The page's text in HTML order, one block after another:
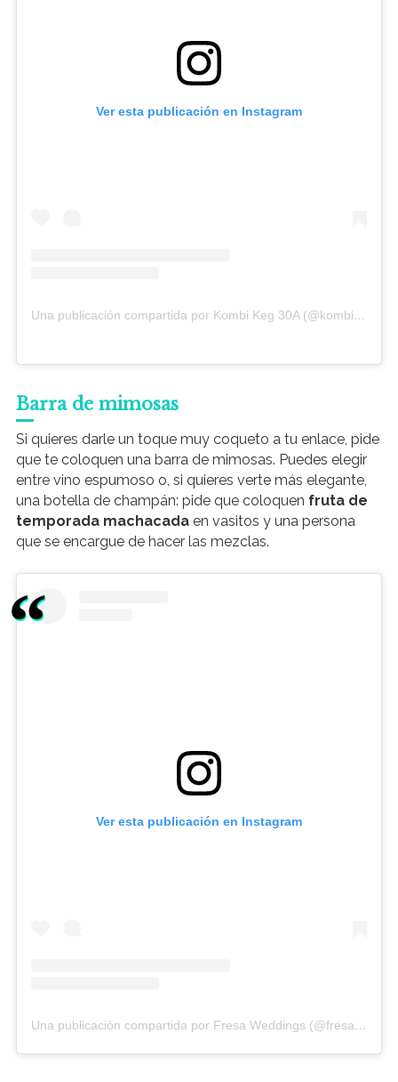
Ver esta publicación en Instagram
Una publicación compartida por Kombi Keg 30A (@kombikeg30a)
Barra de mimosas
Si quieres darle un toque muy coqueto a tu enlace, pide
que te coloquen una barra de mimosas. Puedes elegir
entre vino espumoso o, si quieres verte más elegante,
una botella de champán: pide que coloquen fruta de
temporada machacadaen vasitos y una persona
que se encargue de hacer las mezclas.
Ver esta publicación en Instagram
Una publicación compartida por Fresa Weddings (@fresa_weddings)